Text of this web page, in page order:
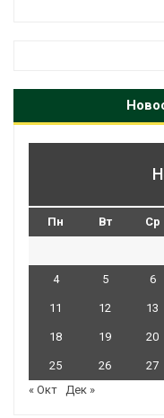
Пн Вт Ср
4 5 6
11 12 13
18 19 20
25 26 27
« Окт
Дек »